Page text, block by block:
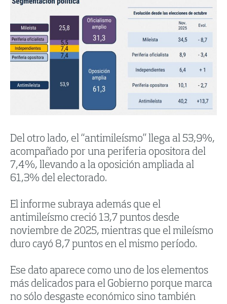
Del otro lado, el “antimileísmo” llega al 53,9%,
acompañado por una periferia opositora del
7,4%, llevando a la oposición ampliada al
61,3% del electorado.
El informe subraya además que el
antimileísmo creció 13,7 puntos desde
noviembre de 2025, mientras que el mileísmo
duro cayó 8,7 puntos en el mismo período.
Ese dato aparece como uno de los elementos
más delicados para el Gobierno porque marca
no sólo desgaste económico sino también